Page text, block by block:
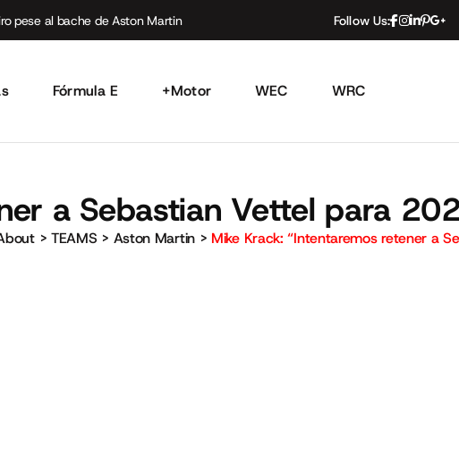
pese al bache de Aston Martin Follow Us:
Fórmula E +Motor WEC WRC
a Sebastian Vettel para
> TEAMS > Aston Martin> Mike Krack: “Intentaremos retener a